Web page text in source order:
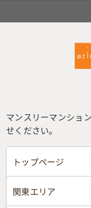
マンスリーマンショ
せください。
トップページ
関東エリア